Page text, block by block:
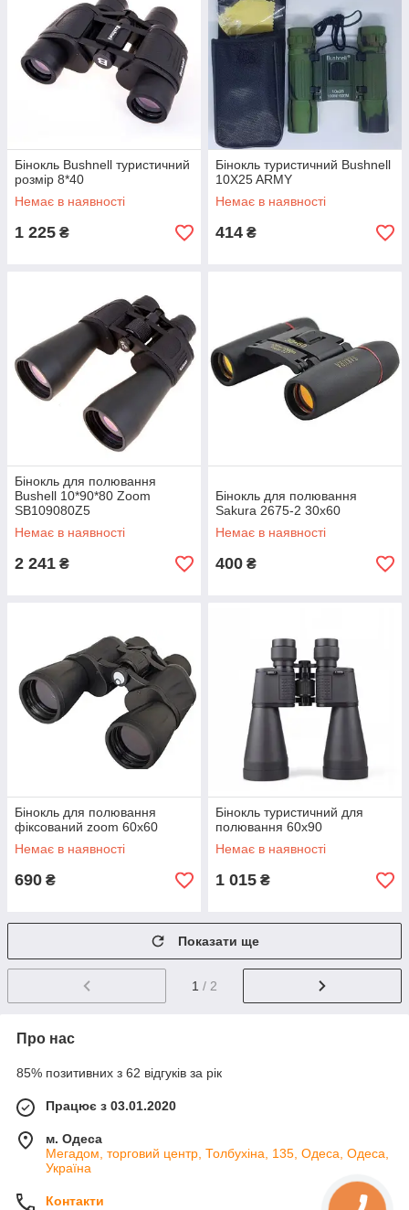
Бінокль Bushnell туристичний
розмір 8*40
Немає в наявності
1 225 ₴
Бінокль туристичний Bushnell
10X25 ARMY
Немає в наявності
414 ₴
Бінокль для полювання
Bushell 10*90*80 Zoom
SB109080Z5
Немає в наявності
2 241 ₴
Бінокль для полювання
Sakura 2675-2 30х60
Немає в наявності
400 ₴
Бінокль для полювання
фіксований zoom 60x60
Немає в наявності
690 ₴
Бінокль туристичний для
полювання 60x90
Немає в наявності
1 015 ₴
Показати ще
1 / 2
Про нас
85% позитивних з 62 відгуків за рік
Працює з 03.01.2020
м. Одеса
Мегадом, торговий центр, Толбухіна, 135, Одеса, Одеса,
Україна
Контакти